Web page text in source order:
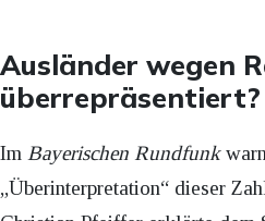
Ausländer wegen
überrepräsentiert?
Im Bayerischen Rundfunk
„Überinterpretation“ dieser